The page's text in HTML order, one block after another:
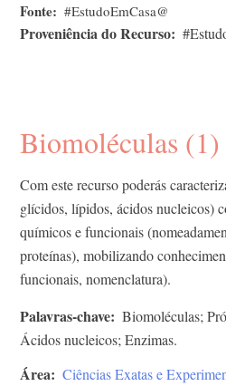
Fonte #EstudoEmCasa@
Proveniência do Recurso
Biomoléculas (1)
Com este recurso poderás
glícidos, lípidos, ácidos nucleicos)
químicos e funcionais
proteínas), mobilizando
funcionais, nomenclatura).
Palavras-chave
Biomoléculas;
Ácidos nucleicos; Enzimas.
Área Ciências Exatas e